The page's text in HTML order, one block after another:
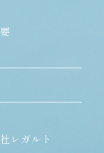
レガルト